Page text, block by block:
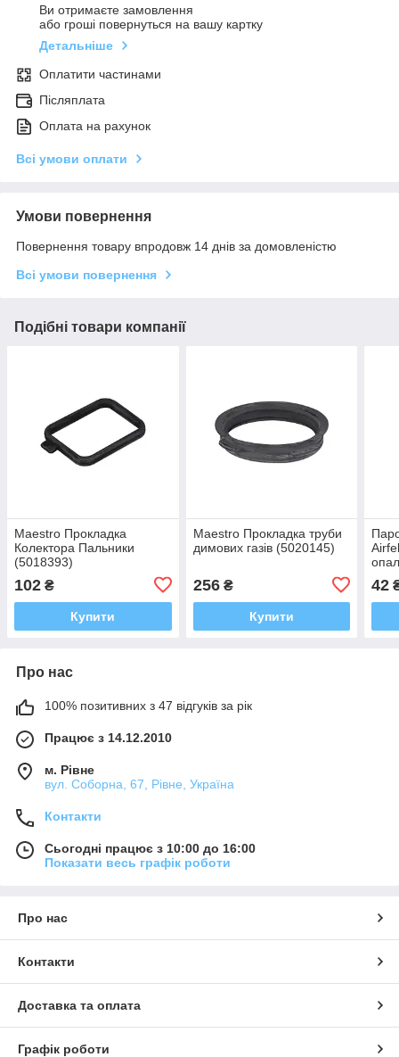
Ви отримаєте замовлення
або гроші повернуться на вашу картку
Детальніше
Оплатити частинами
Післяплата
Оплата на рахунок
Всі умови оплати
Умови повернення
Повернення товару впродовж 14 днів за домовленістю
Всі умови повернення
Подібні товари компанії
Maestro Прокладка
Колектора Пальники
(5018393)
102 ₴
Купити
Maestro Прокладка труби
димових газів (5020145)
256₴
Купити
42
Про нас
100% позитивних з 47 відгуків за рік
Працює з 14.12.2010
м. Рівне
вул. Соборна, 67, Рівне, Україна
Контакти
Сьогодні працює з 10:00 до 16:00
Показати весь графік роботи
Про нас
Контакти
Доставка та оплата
Графік роботи